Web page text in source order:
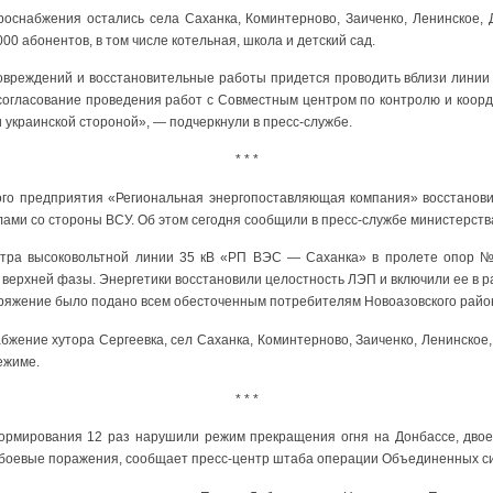
остались села Саханка, Коминтерново, Заиченко,
абонентов, в том числе котельная, школа и детский сад.
и восстановительные работы придется проводить вблизи линии
проведения работ с Совместным центром по контролю и
украинской стороной», — подчеркнули в пресс-службе.
* * *
предприятия «Региональная энергопоставляющая компания»
со стороны ВСУ. Об этом сегодня сообщили в пресс-службе
высоковольтной линии 35 кВ «РП ВЭС — Саханка» в пролете опор
фазы. Энергетики восстановили целостность ЛЭП и включили ее в
было подано всем обесточенным потребителям Новоазовского
хутора Сергеевка, сел Саханка, Коминтерново, Заиченко,
* * *
12 раз нарушили режим прекращения огня на Донбассе, двое
поражения, сообщает пресс-центр штаба операции Объединенных